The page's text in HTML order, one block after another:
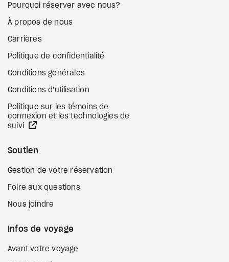
Pourquoi réserver avec nous?
À propos de nous
Carrières
Politique de confidentialité
Conditions générales
Conditions d'utilisation
Politique sur les témoins de
connexion et les technologies de
suivi
Soutien
Gestion de votre réservation
Foire aux questions
Nous joindre
Infos de voyage
Avant votre voyage